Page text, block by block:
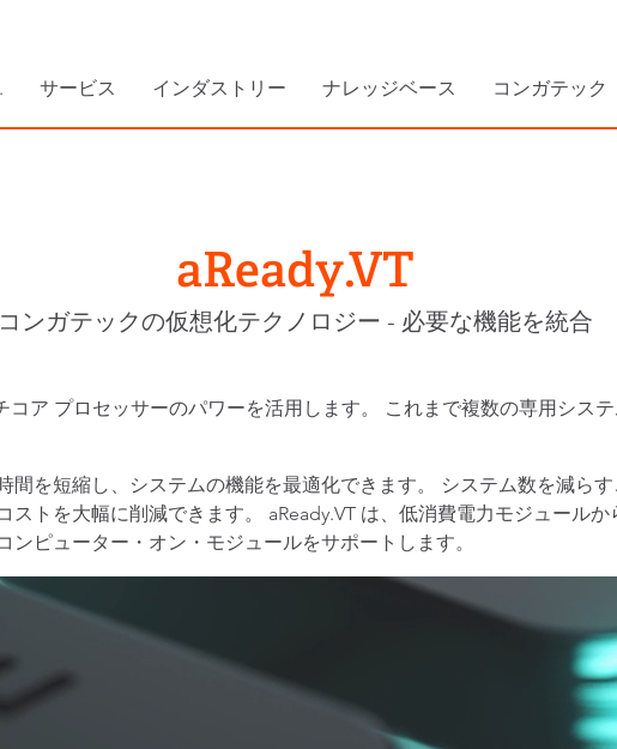
サービス インダストリー ナレッジベース コンガテック
aReady.VT
コンガテックの仮想化テクノロジー - 必要な機能を統合
コア プロセッサーのパワーを活用します。 これまで複数の専用シス
間を短縮し、システムの機能を最適化できます。 システム数を減ら
トを大幅に削減できます。 aReady.VT は、低消費電力モジュール
ピューター・オン・モジュールをサポートします。